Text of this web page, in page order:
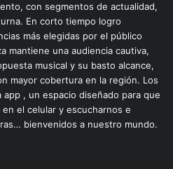
con segmentos de actualidad,
En corto tiempo logro
más elegidas por el público
mantiene una audiencia cautiva,
musical y su basto alcance,
mayor cobertura en la región. Los
, un espacio diseñado para que
el celular y escucharnos e
bienvenidos a nuestro mundo.